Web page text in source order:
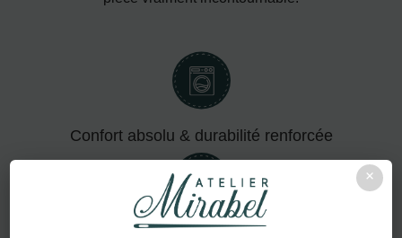
×
Confort absolu & durabilité renforcée